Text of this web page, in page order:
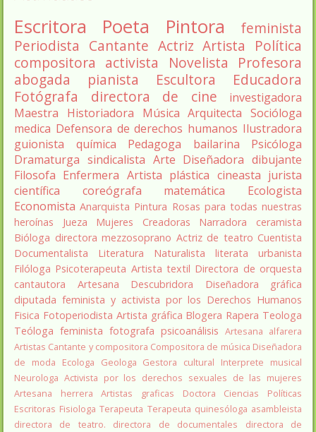
Escritora Poeta Pintora
feminista
Periodista Cantante Actriz Artista
Política
compositora activista Novelista
Profesora
abogada
pianista Escultora
Educadora
Fotógrafa
directora de cine
investigadora
Maestra
Historiadora Música Arquitecta Socióloga
medica Defensora de derechos humanos Ilustradora
guionista
química Pedagoga bailarina
Psicóloga
Dramaturga sindicalista Arte Diseñadora dibujante
Filosofa Enfermera Artista plástica cineasta jurista
científica
coreógrafa matemática
Ecologista
Economista Anarquista Pintura Rosas para todas nuestras
heroínas
Jueza Mujeres Creadoras Narradora
ceramista
Bióloga directora mezzosoprano Actriz de teatro Cuentista
Documentalista
Literatura Naturalista literata
urbanista
Filóloga Psicoterapeuta Artista textil Directora de orquesta
cantautora
Artesana Descubridora
Diseñadora gráfica
diputada feminista y activista por los Derechos Humanos
Fisica Fotoperiodista Artista gráfica Blogera Rapera Teologa
Teóloga feminista fotografa psicoanálisis Artesana alfarera
Artistas Cantante y compositora Compositora de música Diseñadora
de moda
Ecologa Geologa Gestora cultural
Interprete musical
Neurologa Activista por los derechos sexuales de las mujeres
Artesana herrera
Artistas graficas
Doctora Ciencias Políticas
Escritoras Fisiologa Terapeuta Terapeuta quinesóloga asambleista
directora de teatro.
directora de documentales directora de